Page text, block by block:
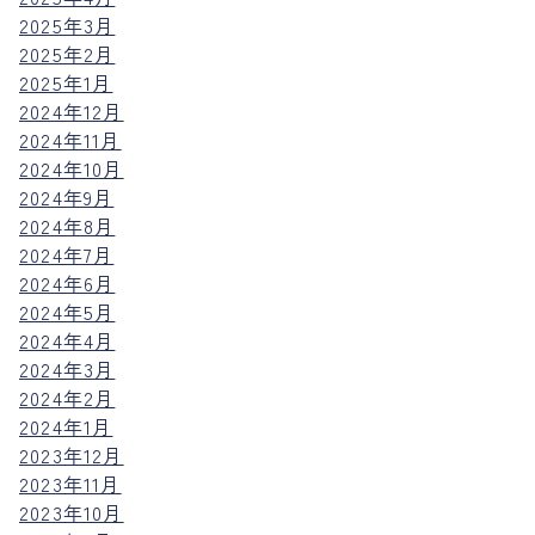
2025年3月
2025年2月
2025年1月
2024年12月
2024年11月
2024年10月
2024年9月
2024年8月
2024年7月
2024年6月
2024年5月
2024年4月
2024年3月
2024年2月
2024年1月
2023年12月
2023年11月
2023年10月